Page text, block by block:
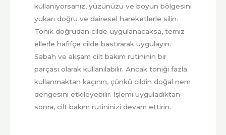
kullanıyorsanız, yüzünüzü ve boyun bölgesini
yukarı doğru ve dairesel hareketlerle silin.
Tonik doğrudan cilde uygulanacaksa, temiz
ellerle hafifçe cilde bastırarak uygulayın.
Sabah ve akşam cilt bakım rutininin bir
parçası olarak kullanılabilir. Ancak toniği fazla
kullanmaktan kaçının, çünkü cildin doğal nem
dengesini etkileyebilir. İşlemi uyguladıktan
sonra, cilt bakım rutininizi devam ettirin.